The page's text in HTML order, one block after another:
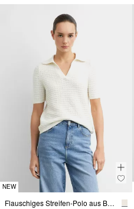
NEW
Flauschiges Streifen-Polo aus Baumwollmix